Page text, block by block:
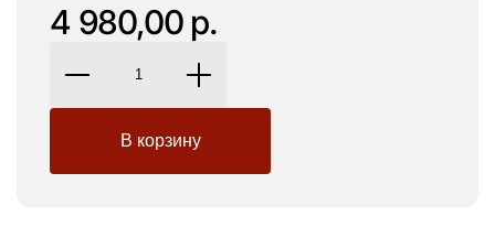
4 980,00 р.